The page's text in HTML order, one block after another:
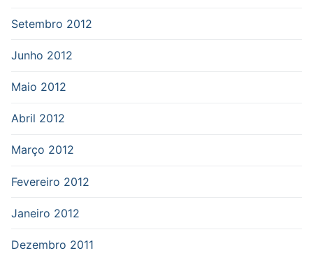
Setembro 2012
Junho 2012
Maio 2012
Abril 2012
Março 2012
Fevereiro 2012
Janeiro 2012
Dezembro 2011